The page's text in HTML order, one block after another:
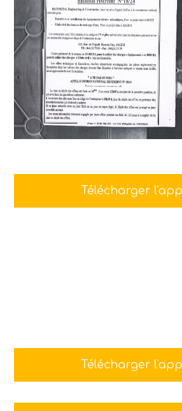
Télécharger
Télécharger